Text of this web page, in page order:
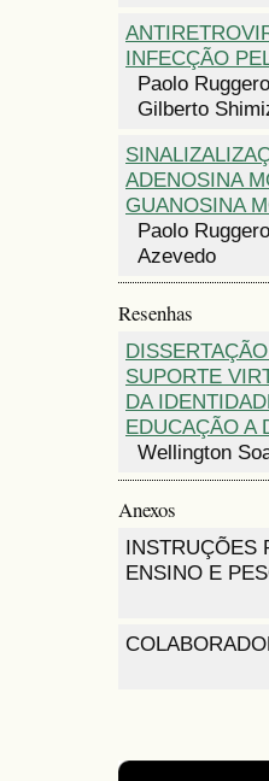
INFECÇÃO
Paolo
Gilberto
ADENOSINA
GUANOSINA
Paolo
Azevedo
Resenhas
SUPORTE
DA
EDUCAÇÃO A
Wellington
Anexos
INSTRUÇÕES
ENSINO E